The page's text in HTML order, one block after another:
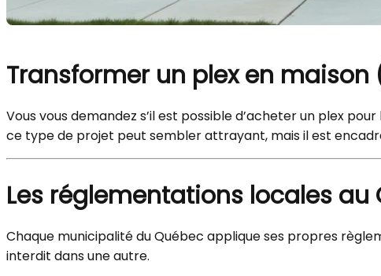
Transformer un plex en maison
Vous vous demandez s’il est possible d’acheter un plex
ce type de projet peut sembler attrayant, mais il est
Les réglementations locales au
Chaque municipalité du Québec applique ses propres
interdit dans une autre.